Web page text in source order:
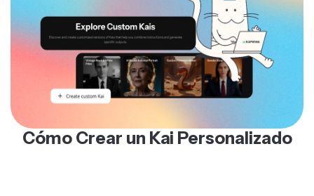
Cómo Crear un Kai Personalizado